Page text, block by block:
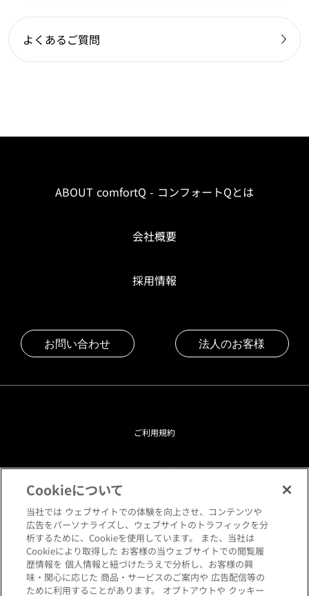
よくあるご質問
ABOUT comfortQ - コンフォートQとは
会社概要
採用情報
お問い合わせ 法人のお客様
ご利用規約
プライバシーポリシー
クッキーポリシー
閲覧環境について
サイトマップ
Cookieについて
当社では ウェブサイトでの体験を向上させ、コンテンツや
広告をパーソナライズし、ウェブサイトのトラフィックを分
析するために、Cookieを使用しています。 また、当社は
Cookieにより取得した お客様の当ウェブサイトでの閲覧履
歴情報を 個人情報と紐づけたうえで分析し、お客様の興
味・関心に応じた 商品・サービスのご案内や 広告配信等の
ために利用することがあります。 オプトアウトや クッキー